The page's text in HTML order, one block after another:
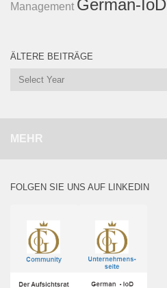
Management German-IoD
ÄLTERE BEITRÄGE
MEHR
FOLGEN SIE UNS AUF LINKEDIN